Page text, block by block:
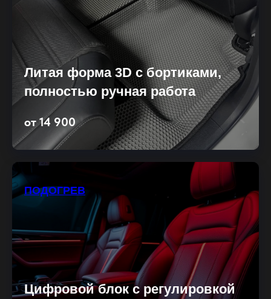
Литая форма 3D с бортиками,
полностью ручная работа
от 14 900
ПОДОГРЕВ
Цифровой блок с регулировкой